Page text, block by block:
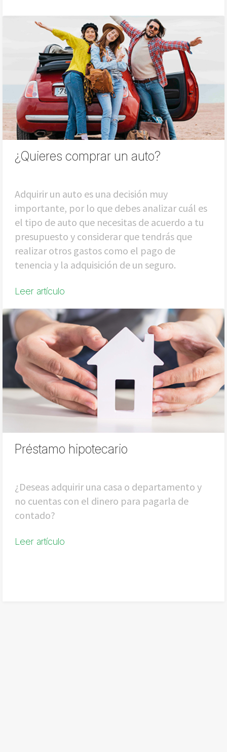
¿Quieres comprar un auto?
Adquirir un auto es una decisión muy
importante, por lo que debes analizar cuál es
el tipo de auto que necesitas de acuerdo a tu
presupuesto y considerar que tendrás que
realizar otros gastos como el pago de
tenencia y la adquisición de un seguro.
Leer artículo
Préstamo hipotecario
¿Deseas adquirir una casa o departamento y
no cuentas con el dinero para pagarla de
contado?
Leer artículo